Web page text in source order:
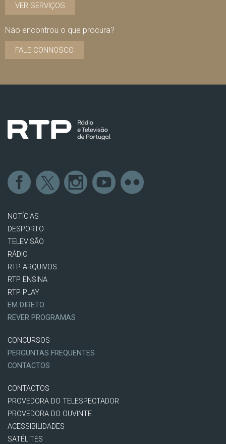
VER SERVIÇOS
Não encontrou o que procura?
FALE CONNOSCO
NOTÍCIAS
DESPORTO
TELEVISÃO
RÁDIO
RTP ARQUIVOS
RTP ENSINA
RTP PLAY
EM DIRETO
REVER PROGRAMAS
CONCURSOS
PERGUNTAS FREQUENTES
CONTACTOS
CONTACTOS
PROVEDORA DO TELESPECTADOR
PROVEDORA DO OUVINTE
ACESSIBILIDADES
SATÉLITES